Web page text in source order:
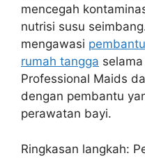
mencegah
nutrisi susu
mengawasi
rumah tangga
Professional Maids
dengan pembantu
perawatan bayi.
Ringkasan langkah: